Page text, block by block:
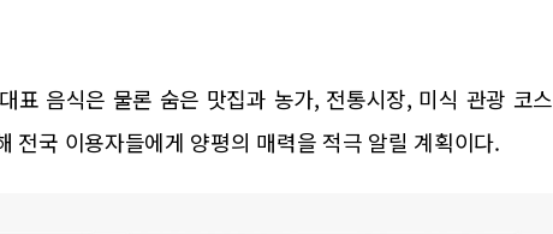
표 음식은 물론 숨은 맛집과 농가, 전통시장, 미식 관광 코스
전국 이용자들에게 양평의 매력을 적극 알릴 계획이다.